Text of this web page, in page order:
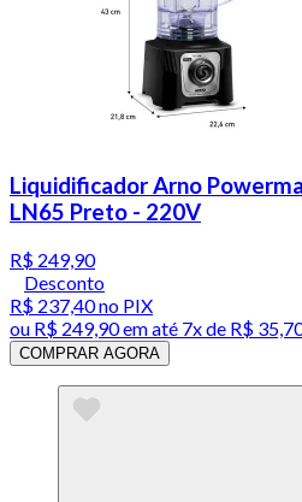
Liquidificador Arno
LN65 Preto - 220V
R$ 249,90
Desconto
R$ 237,40no PIX
ou R$ 249,90em até 7x de R$
COMPRAR AGORA